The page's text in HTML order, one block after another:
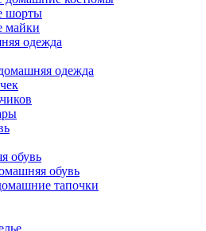
шорты
майки
одежда
одежда
обувь
обувь
тапочки